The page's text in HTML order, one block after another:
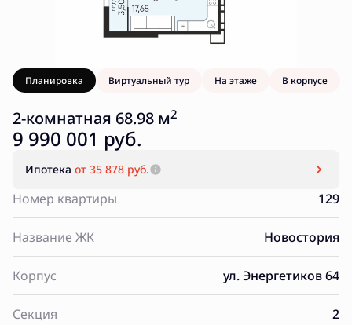
Планировка Виртуальный тур На этаже В корпусе
2-комнатная 68.98 м2
9 990 001 руб.
Ипотека от 35 878 руб.
Номер квартиры 129
Название ЖК Новостория
Корпус ул. Энергетиков 64
Секция 2